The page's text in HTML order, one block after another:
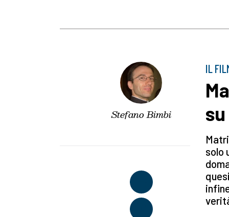
Stefano Bimbi
IL
solo